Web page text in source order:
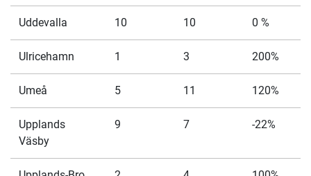
Uddevalla 10 10 0 %
Ulricehamn 1 3 200%
Umeå 5 11 120%
Upplands
Väsby
9 7 -22%